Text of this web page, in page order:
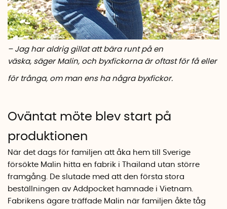
– Jag har aldrig gillat att bära runt på en
väska, säger Malin, och byxfickorna är oftast för få eller
för trånga, om man ens ha några byxfickor.
Oväntat möte blev start på
produktionen
När det dags för familjen att åka hem till Sverige
försökte Malin hitta en fabrik i Thailand utan större
framgång. De slutade med att den första stora
beställningen av Addpocket hamnade i Vietnam.
Fabrikens ägare träffade Malin när familjen åkte tåg